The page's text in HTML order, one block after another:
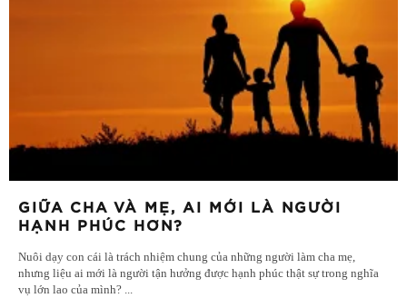
GIỮA CHA VÀ MẸ, AI MỚI LÀ NGƯỜI
HẠNH PHÚC HƠN?
Nuôi dạy con cái là trách nhiệm chung của những người làm cha mẹ,
nhưng liệu ai mới là người tận hưởng được hạnh phúc thật sự trong nghĩa
vụ lớn lao của mình? ...